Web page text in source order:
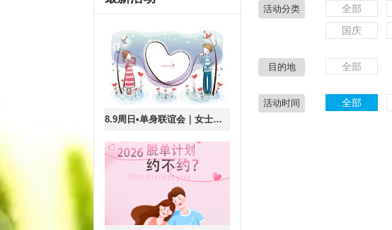
8.9周日•单身联谊会｜女士半价！『90/00专场精品单身联谊』八分钟高效遇青春良缘|现场核证验，为你严把第一关
活动分类 全部
国庆
目的地 全部
活动时间 全部